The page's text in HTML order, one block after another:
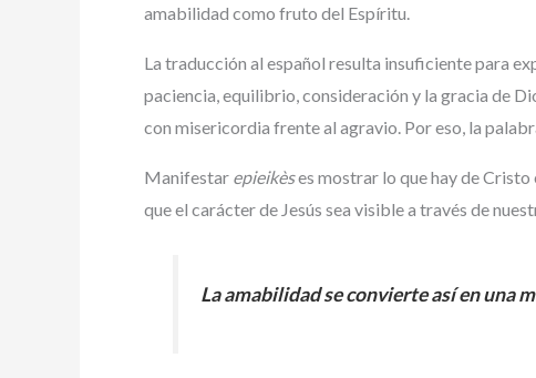
amabilidad como fruto del Espíritu.
La traducción al español resulta insuficiente para
paciencia, equilibrio, consideración y la gracia de
con misericordia frente al agravio. Por eso, la
Manifestar epieikèses mostrar lo que hay de
que el carácter de Jesús sea visible a través de
La amabilidad se convierte así en una